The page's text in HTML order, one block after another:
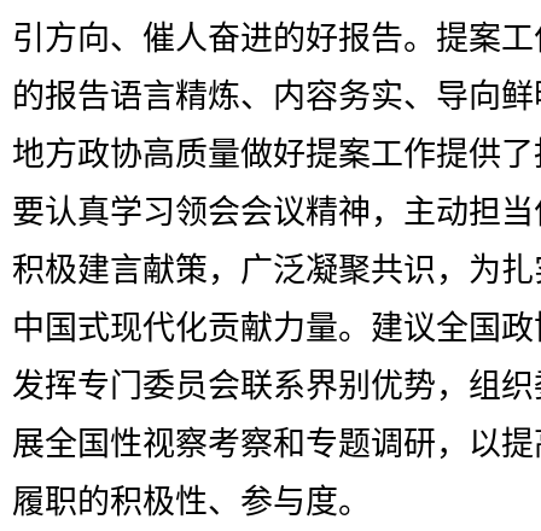
引方向、催人奋进的好报告。提案
的报告语言精炼、内容务实、导向
地方政协高质量做好提案工作提供
要认真学习领会会议精神，主动担
积极建言献策，广泛凝聚共识，为
中国式现代化贡献力量。建议全国
发挥专门委员会联系界别优势，组
展全国性视察考察和专题调研，以
履职的积极性、参与度。